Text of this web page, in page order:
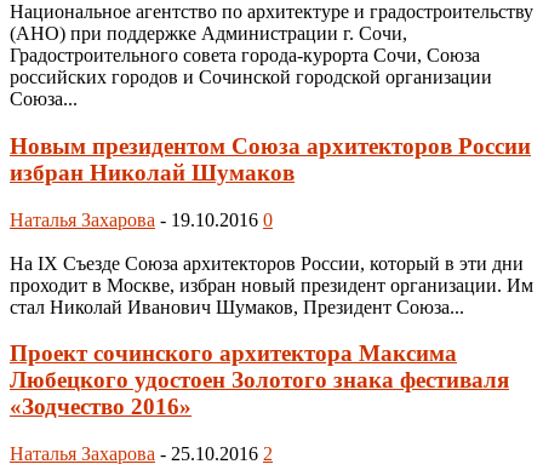
Национальное агентство по архитектуре и градостроительству
(АНО) при поддержке Администрации г. Сочи,
Градостроительного совета города-курорта Сочи, Союза
российских городов и Сочинской городской организации
Союза...
Новым президентом Союза архитекторов России
избран Николай Шумаков
Наталья Захарова - 19.10.2016 0
На IX Съезде Союза архитекторов России, который в эти дни
проходит в Москве, избран новый президент организации. Им
стал Николай Иванович Шумаков, Президент Союза...
Проект сочинского архитектора Максима
Любецкого удостоен Золотого знака фестиваля
«Зодчество 2016»
Наталья Захарова - 25.10.2016 2